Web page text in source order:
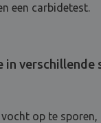
een carbidetest.
in verschillende
op te sporen,